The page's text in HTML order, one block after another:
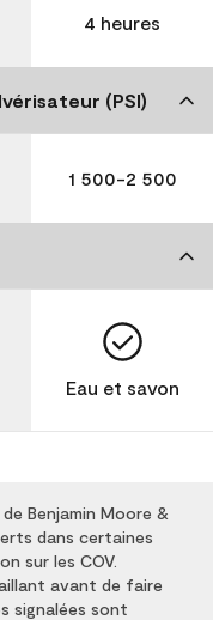
4 heures
(PSI)
1 500-2 500
Eau et savon
Benjamin Moore &
dans certaines
sur les COV.
avant de faire
signalées sont